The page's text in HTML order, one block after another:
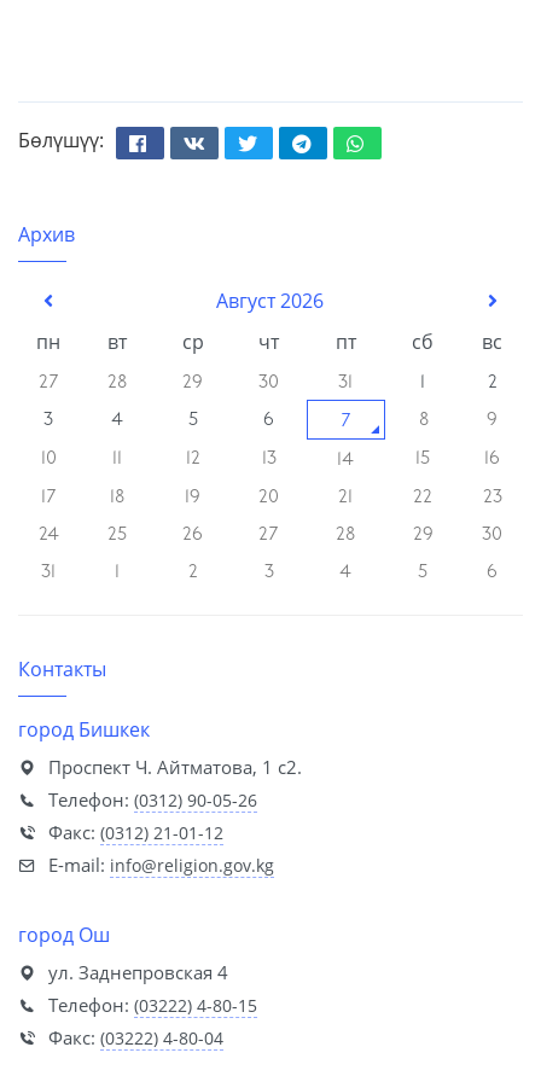
Бөлүшүү:
FacebookВконтактеТвиттерТелеграмWhatsapp
Архив
Август 2026
пн
вт ср чт пт сб вс
27 28 29 30 31 1
2
3
4 5 6 7 8
9
10
11 12 13 14 15
16
17
18 19 20 21 22
23
24
25 26 27 28 29
30
31
1 2 3 4 5 6
Контакты
город Бишкек
Проспект Ч. Айтматова, 1 с2.
Телефон: (0312) 90-05-26
Факс: (0312) 21-01-12
E-mail: info@religion.gov.kg
город Ош
ул. Заднепровская 4
Телефон: (03222) 4-80-15
Факс: (03222) 4-80-04